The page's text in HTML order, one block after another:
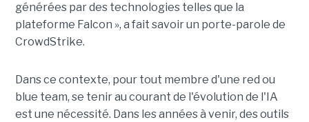
générées par des technologies telles que la
plateforme Falcon », a fait savoir un porte-parole de
CrowdStrike.
Dans ce contexte, pour tout membre d'une red ou
blue team, se tenir au courant de l'évolution de l'IA
est une nécessité. Dans les années à venir, des outils